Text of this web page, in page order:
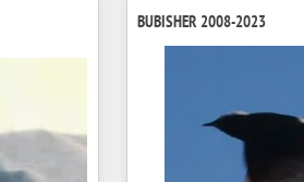
BUBISHER 2008-2023